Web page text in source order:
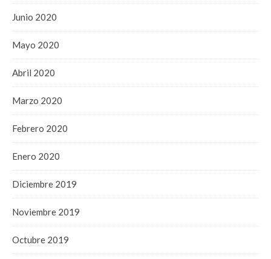
Junio 2020
Mayo 2020
Abril 2020
Marzo 2020
Febrero 2020
Enero 2020
Diciembre 2019
Noviembre 2019
Octubre 2019